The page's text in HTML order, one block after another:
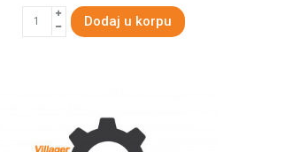
Dodaj u korpu